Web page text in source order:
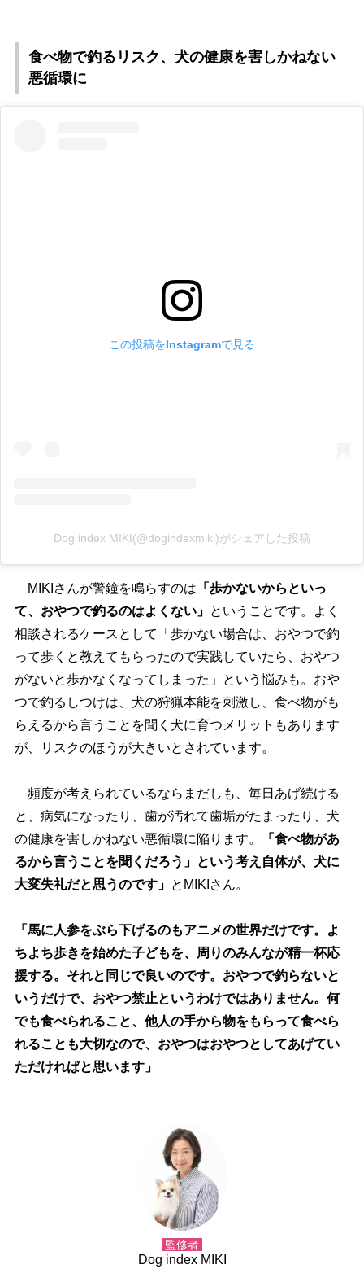
食べ物で釣るリスク、犬の健康を害しかねない
悪循環に
この投稿をInstagramで見る
Dog index MIKI(@dogindexmiki)がシェアした投稿
MIKIさんが警鐘を鳴らすのは 「歩かないからといっ
て、おやつで釣るのはよくない」 ということです。よく
相談されるケースとして「歩かない場合は、おやつで釣
って歩くと教えてもらったので実践していたら、おやつ
がないと歩かなくなってしまった」という悩みも。お
つで釣るしつけは、犬の狩猟本能を刺激し、食べ物がも
らえるから言うことを聞く犬に育つメリットもあります
が、リスクのほうが大きいとされています。
頻度が考えられているならまだしも、毎日あげ続ける
と、病気になったり、歯が汚れて歯垢がたまったり、犬
の健康を害しかねない悪循環に陥ります。
「食べ物があ
るから言うことを聞くだろう」という考え自体が、犬に
大変失礼だと思うのです」 とMIKIさん。
「馬に人参をぶら下げるのもアニメの世界だけです。よ
ちよち歩きを始めた子どもを、周りのみんなが精一杯応
援する。それと同じで良いのです。おやつで釣らないと
いうだけで、おやつ禁止というわけではありません。何
でも食べられること、他人の手から物をもらって食べら
れることも大切なので、おやつはおやつとしてあげてい
ただければと思います」
監修者
Dog index MIKI